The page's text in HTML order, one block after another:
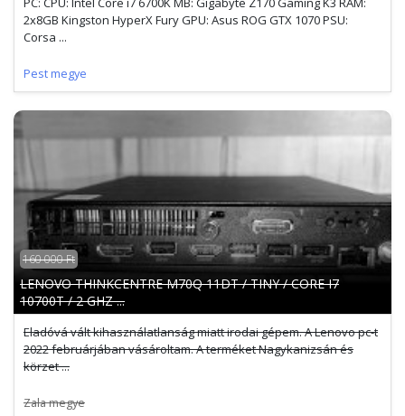
2x8GB Kingston HyperX Fury GPU: Asus ROG GTX 1070 PSU:
Corsa ...
Pest megye
160 000 Ft
LENOVO THINKCENTRE M70Q 11DT / TINY / CORE I7
10700T / 2 GHZ ...
Eladóvá vált kihasználatlanság miatt irodai gépem. A Lenovo pc-t
2022 februárjában vásároltam. A terméket Nagykanizsán és
körzet ...
Zala megye